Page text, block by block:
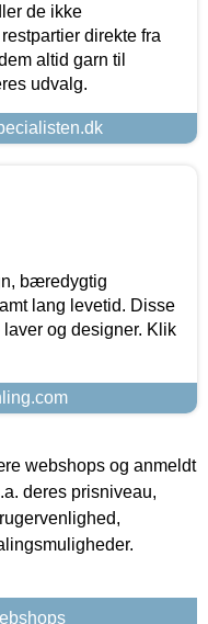
de ikke
direkte fra
altid garn til
udvalg.
bæredygtig
lang levetid. Disse
og designer. Klik
webshops og anmeldt
deres prisniveau,